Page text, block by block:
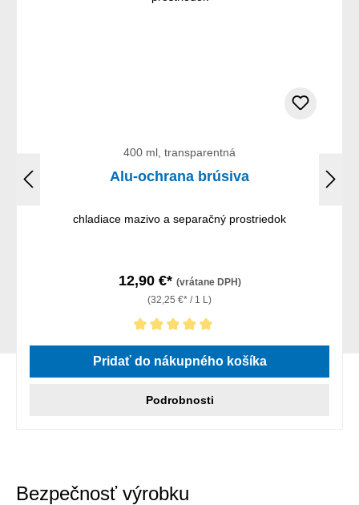
400 ml, transparentná
Alu-ochrana brúsiva
chladiace mazivo a separačný prostriedok
12,90 €* (vrátane DPH)
(32,25 €* / 1 L)
Priemerné hodnotenie 5 z 5 hviezdičiek
Pridať do nákupného košíka
Podrobnosti
Bezpečnosť výrobku